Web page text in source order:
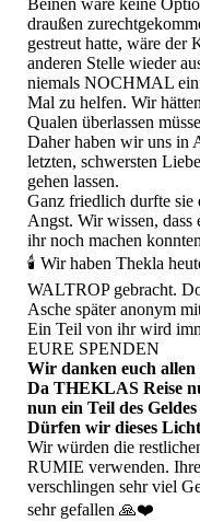
draußen
gestreut hatte, wäre der
anderen Stelle wieder
niemals NOCHMAL
Mal zu helfen. Wir
Qualen überlassen
Daher haben wir uns in
letzten, schwersten
gehen lassen.
Ganz friedlich durfte sie
Angst. Wir wissen, dass
ihr noch machen
🕯️ Wir haben Thekla
WALTROP gebracht.
Asche später anonym
Ein Teil von ihr wird
EURE SPENDEN
Wir danken euch
Da THEKLAS Reise
nun ein Teil des
Dürfen wir dieses
Wir würden die
RUMIE verwenden.
verschlingen sehr viel
sehr gefallen 🙏❤️